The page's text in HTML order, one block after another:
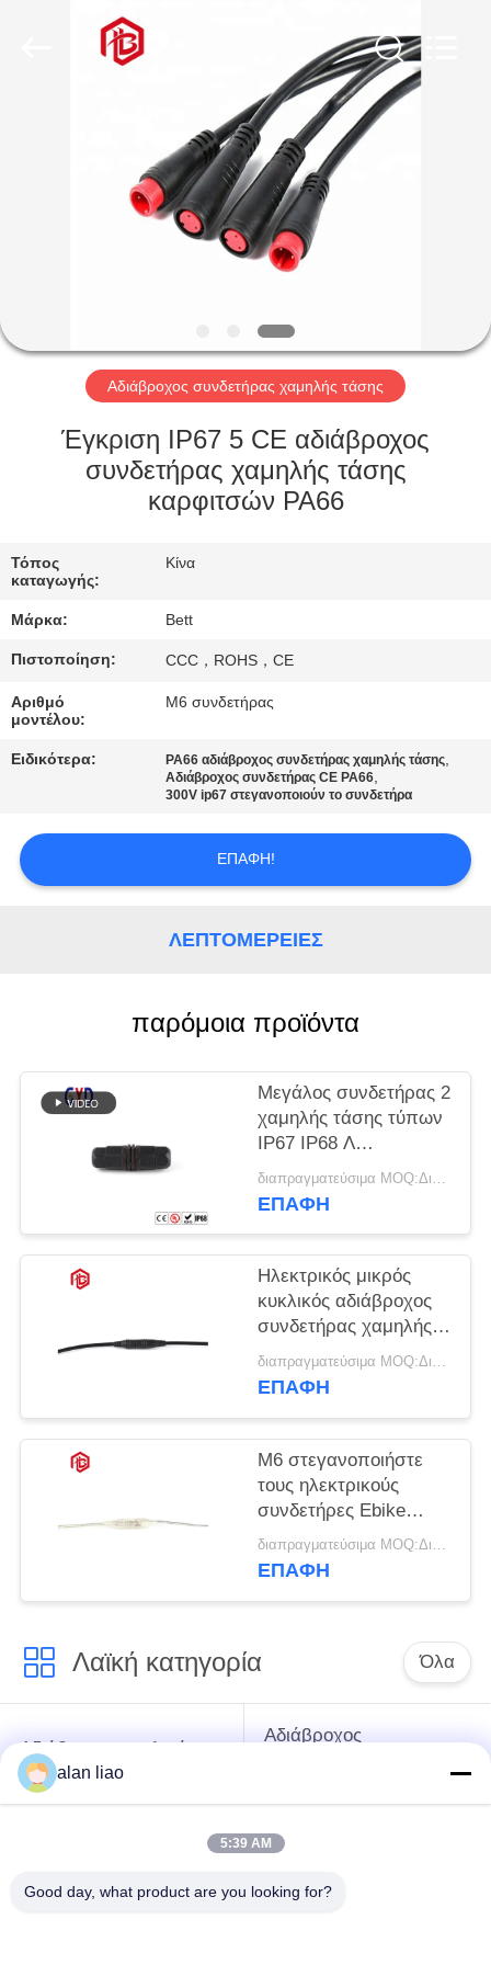
ΠΡΟΪΌΝΤΑ
ΓΎΡΟΣ
ΕΡΓΟΣΤΑΣΊΩΝ
ΠΟΙΟΤΙΚΌΣ
SITEMAP
PRIVACY
POLICY
Αδιάβροχος συνδετήρας χαμηλής τάσης
Έγκριση IP67 5 CE αδιάβροχος
συνδετήρας χαμηλής τάσης
καρφιτσών PA66
Τόπος
καταγωγής:
Κίνα
Μάρκα: Bett
Πιστοποίηση: CCC，ROHS，CE
Αριθμό
μοντέλου:
M6 συνδετήρας
Ειδικότερα: PA66 αδιάβροχος συνδετήρας χαμηλής τάσης,
Αδιάβροχος συνδετήρας CE PA66,
300V ip67 στεγανοποιούν το συνδετήρα
ΕΠΑΦΉ!
ΛΕΠΤΟΜΈΡΕΙΕΣ
παρόμοια προϊόντα
Μεγάλος συνδετήρας 2
χαμηλής τάσης τύπων
IP67 IP68 Λ
αδιάβροχος καρφίτσα
3 4
διαπραγματεύσιμα MOQ:Διαπραγματεύσιμος
ΕΠΑΦΉ
Ηλεκτρικός μικρός
κυκλικός αδιάβροχος
συνδετήρας χαμηλής
τάσης M6
διαπραγματεύσιμα MOQ:Διαπραγματεύσιμος
ΕΠΑΦΉ
M6 στεγανοποιήστε
τους ηλεκτρικούς
συνδετήρες Ebike
συνδετήρων καλωδίων
χαμηλής τάσης
διαπραγματεύσιμα MOQ:Διαπραγματεύσιμος
ΕΠΑΦΉ
Λαϊκή κατηγορία Όλα
Αδιάβροχος κυκλικός
συνδετήρας
Αδιάβροχος
στοιχείων
λαμπτήρων
alan liao
5:39 AM
Good day, what product are you looking for?